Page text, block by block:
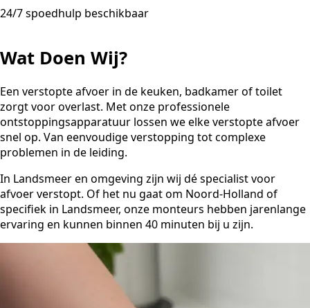
24/7 spoedhulp beschikbaar
Wat Doen Wij?
Een verstopte afvoer in de keuken, badkamer of toilet
zorgt voor overlast. Met onze professionele
ontstoppingsapparatuur lossen we elke verstopte afvoer
snel op. Van eenvoudige verstopping tot complexe
problemen in de leiding.
In Landsmeer en omgeving zijn wij dé specialist voor
afvoer verstopt. Of het nu gaat om Noord-Holland of
specifiek in Landsmeer, onze monteurs hebben jarenlange
ervaring en kunnen binnen 40 minuten bij u zijn.